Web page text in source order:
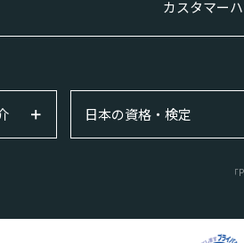
カスタマー
日本の資格・検定